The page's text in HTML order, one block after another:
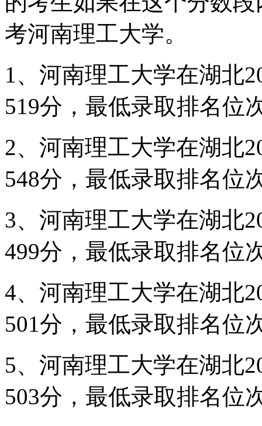
考河南理工大学。
1、河南理工大学在湖北
519分，最低录取排名位
2、河南理工大学在湖北
548分，最低录取排名位
3、河南理工大学在湖北
499分，最低录取排名位
4、河南理工大学在湖北
501分，最低录取排名位
5、河南理工大学在湖北
503分，最低录取排名位